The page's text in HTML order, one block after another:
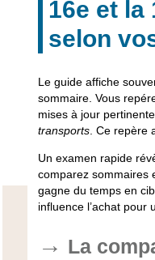
16e et la
selon
Le guide affiche
sommaire. Vous
mises à jour
transports. Ce repère
Un examen rapide
comparez sommaires
gagne du temps en
influence l’achat pour
La